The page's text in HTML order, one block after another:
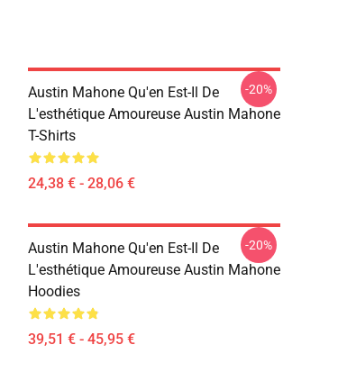
Austin Mahone Qu'en Est-Il De
L'esthétique Amoureuse Austin Mahone
T-Shirts
24,38 € - 28,06 €
-20%
Austin Mahone Qu'en Est-Il De
L'esthétique Amoureuse Austin Mahone
Hoodies
39,51 € - 45,95 €
-20%